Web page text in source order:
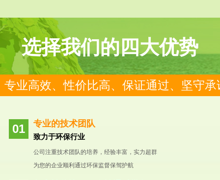
选择我们的四大优势
专业高效、性价比高、保证通过、坚守承
专业的技术团队
致力于环保行业
公司注重技术团队的培养，经验丰富，实力超群
为您的企业顺利通过环保监督保驾护航